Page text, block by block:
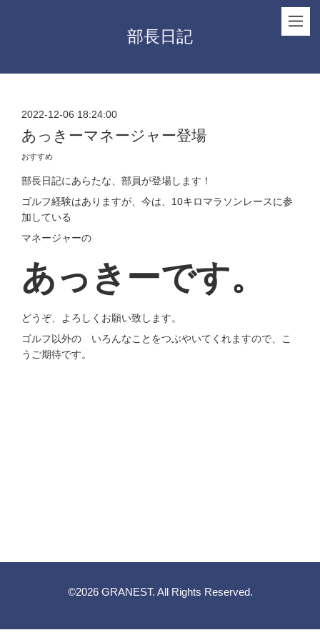
部長日記
2022-12-06 18:24:00
あっきーマネージャー登場
おすすめ
部長日記にあらたな、部員が登場します！
ゴルフ経験はありますが、今は、10キロマラソンレースに参
加している
マネージャーの
あっきーです。
どうぞ、よろしくお願い致します。
ゴルフ以外の いろんなことをつぶやいてくれますので、こ
うご期待です。
©2026 GRANEST. All Rights Reserved.